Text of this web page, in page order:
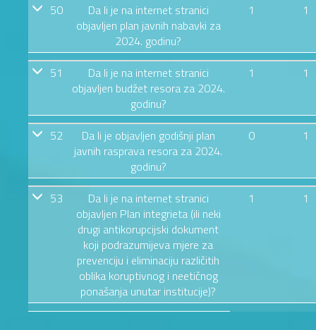
50
Da li je na internet stranici
objavljen plan javnih nabavki za
2024. godinu?
1 1
51
Da li je na internet stranici
objavljen budžet resora za 2024.
godinu?
1 1
52
Da li je objavljen godišnji plan
javnih rasprava resora za 2024.
godinu?
0 1
53
Da li je na internet stranici
objavljen Plan integrieta (ili neki
drugi antikorupcijski dokument
koji podrazumijeva mjere za
prevenciju i eliminaciju različitih
oblika koruptivnog i neetičnog
ponašanja unutar institucije)?
1 1